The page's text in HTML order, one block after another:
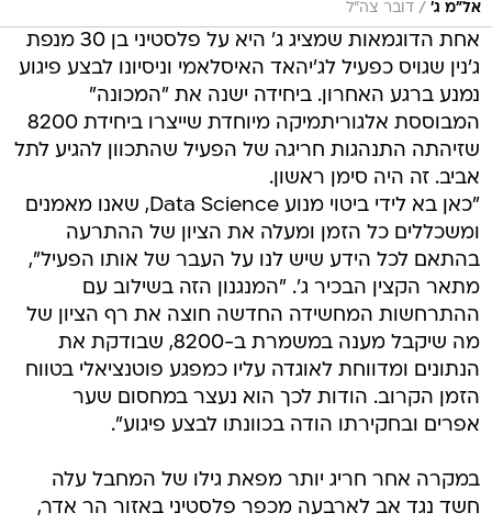
אל"מ ג' / דובר צה"ל
אחת הדוגמאות שמציג ג' היא על פלסטיני בן 30 מנפת
ג'נין שגויס כפעיל לג'יהאד האיסלאמי וניסיונו לבצע פיגוע
נמנע ברגע האחרון. ביחידה ישנה את "המכונה"
המבוססת אלגוריתמיקה מיוחדת שייצרו ביחידת 8200
שזיהתה התנהגות חריגה של הפעיל שהתכוון להגיע לתל
אביב. זה היה סימן ראשון.
"כאן בא לידי ביטוי מנוע Data Science, שאנו מאמנים
ומשכללים כל הזמן ומעלה את הציון של ההתרעה
בהתאם לכל הידע שיש לנו על העבר של אותו הפעיל",
מתאר הקצין הבכיר ג'. "המנגנון הזה בשילוב עם
ההתרחשות המחשידה החדשה חוצה את רף הציון של
מה שיקבל מענה במשמרת ב-8200, שבודקת את
הנתונים ומדווחת לאוגדה עליו כמפגע פוטנציאלי בטווח
הזמן הקרוב. הודות לכך הוא נעצר במחסום שער
אפרים ובחקירתו הודה בכוונתו לבצע פיגוע".
במקרה אחר חריג יותר מפאת גילו של המחבל עלה
חשד נגד אב לארבעה מכפר פלסטיני באזור הר אדר,